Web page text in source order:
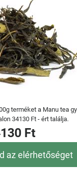
terméket a Manu tea
34130 Ft - ért találja.
Ft
az elérhetőséget